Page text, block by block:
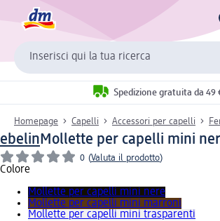
Inserisci qui la tua ricerca
Spedizione gratuita da 49
Homepage Capelli Accessori per capelli
ebelinMollette per capelli mini
0 (Valuta il prodotto)
Colore
Mollette per capelli mini nere
Mollette per capelli mini marroni
Mollette per capelli mini trasparenti